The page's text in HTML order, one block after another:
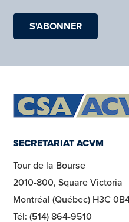
SECRETARIAT ACVM
Tour de la Bourse
2010-800, Square Victoria
Montréal (Québec) H3C
Tél: (514) 864-9510